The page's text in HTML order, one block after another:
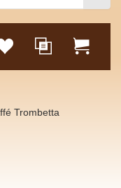
Trombetta